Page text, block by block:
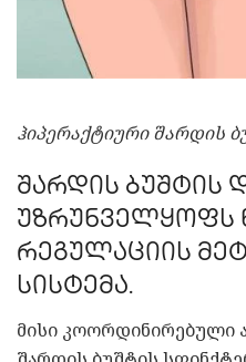
ჰიპერაქტიური შარდის
შარდის ბუშტის
უზრუნველყოფს
რეგულაციის
სისტემა.
მისი კოორდინირებული